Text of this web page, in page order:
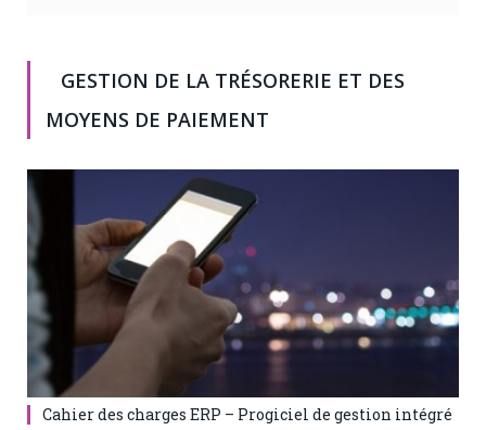
GESTION DE LA TRÉSORERIE ET DES
MOYENS DE PAIEMENT
Cahier des charges ERP – Progiciel de gestion intégré